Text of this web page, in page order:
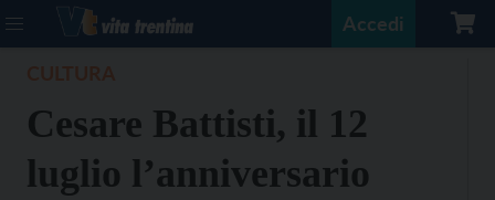
Accedi
Cesare Battisti, il 12
luglio l’anniversario